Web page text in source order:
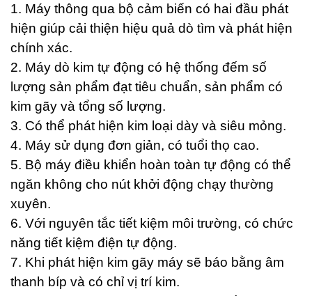
1. Máy thông qua bộ cảm biến có hai đầu phát
hiện giúp cải thiện hiệu quả dò tìm và phát hiện
chính xác.
2. Máy dò kim tự động có hệ thống đếm số
lượng sản phẩm đạt tiêu chuẩn, sản phẩm có
kim gãy và tổng số lượng.
3. Có thể phát hiện kim loại dày và siêu mỏng.
4. Máy sử dụng đơn giản, có tuổi thọ cao.
5. Bộ máy điều khiển hoàn toàn tự động có thể
ngăn không cho nút khởi động chạy thường
xuyên.
6. Với nguyên tắc tiết kiệm môi trường, có chức
năng tiết kiệm điện tự động.
7. Khi phát hiện kim gãy máy sẽ báo bằng âm
thanh bíp và có chỉ vị trí kim.